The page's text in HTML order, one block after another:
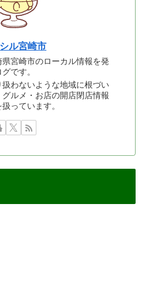
ル宮崎市
宮崎市のローカル情報を発
です。
わないような地域に根づい
ルメ・お店の開店閉店情報
っています。